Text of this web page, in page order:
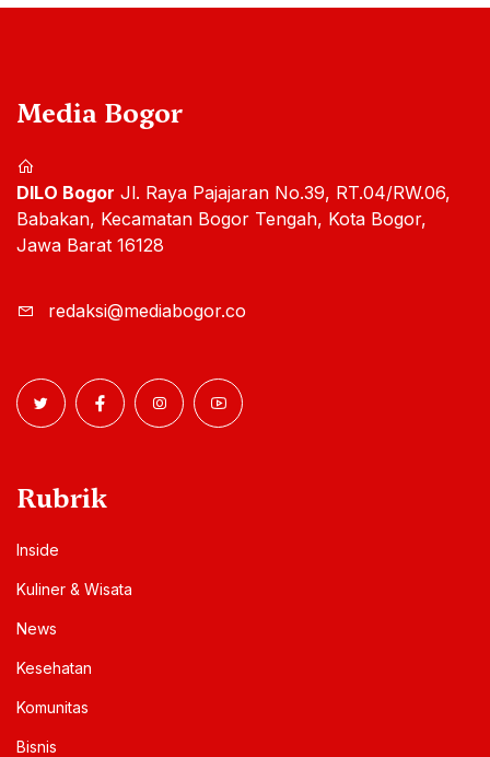
Media Bogor
DILO Bogor Jl. Raya Pajajaran No.39, RT.04/RW.06,
Babakan, Kecamatan Bogor Tengah, Kota Bogor,
Jawa Barat 16128
redaksi@mediabogor.co
Rubrik
Inside
Kuliner & Wisata
News
Kesehatan
Komunitas
Bisnis